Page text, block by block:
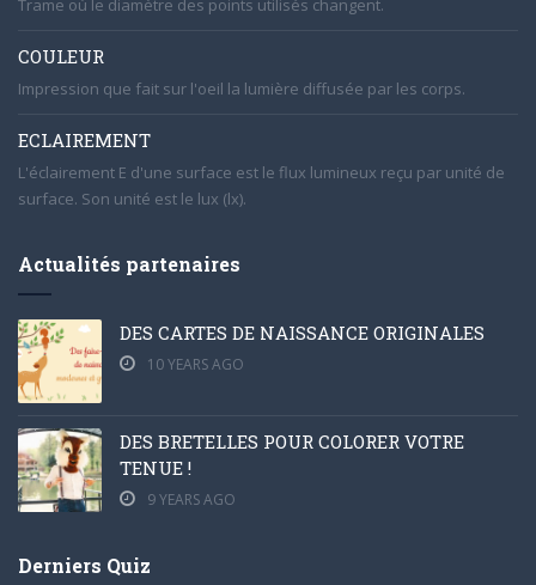
Trame où le diamètre des points utilisés changent.
COULEUR
Impression que fait sur l'oeil la lumière diffusée par les corps.
ECLAIREMENT
L'éclairement E d'une surface est le flux lumineux reçu par unité de
surface. Son unité est le lux (lx).
Actualités partenaires
DES CARTES DE NAISSANCE ORIGINALES
10 YEARS AGO
DES BRETELLES POUR COLORER VOTRE
TENUE !
9 YEARS AGO
Derniers Quiz